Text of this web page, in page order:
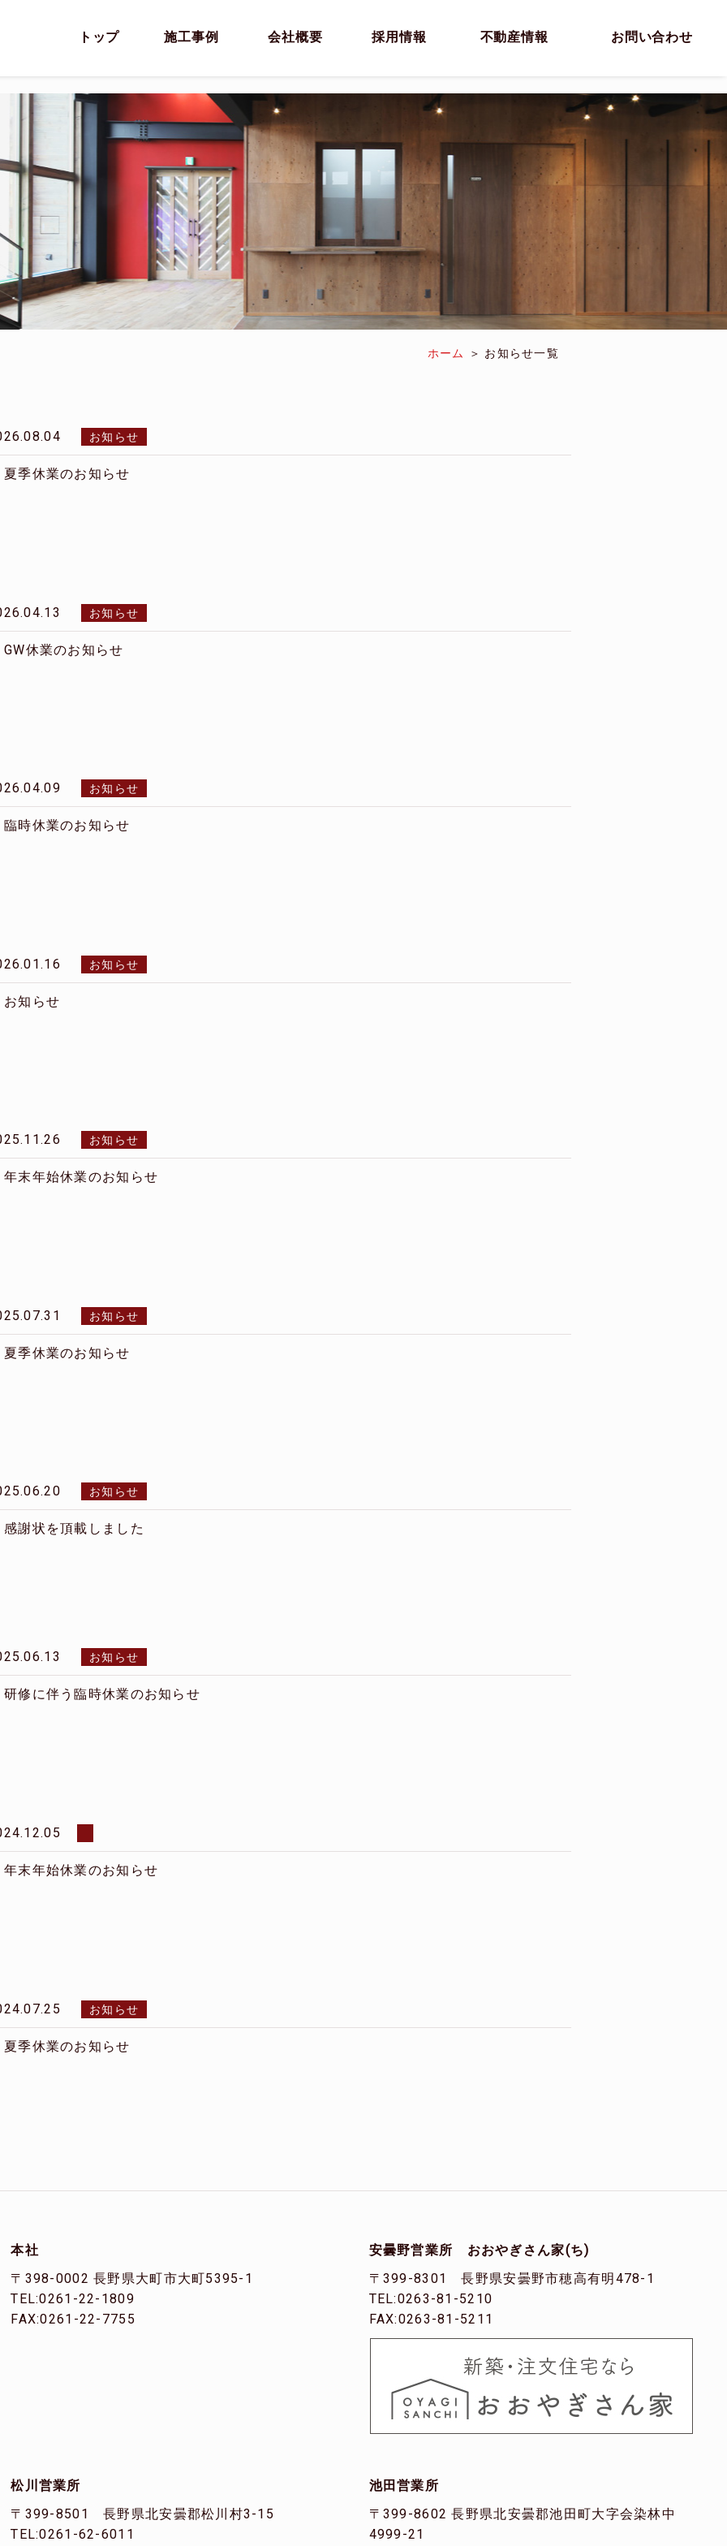
トップ 施工事例 会社概要 採用情報 不動産情報 お問い合わせ
ホーム お知らせ一覧
夏季休業のお知らせ
お知らせ
GW休業のお知らせ
お知らせ
臨時休業のお知らせ
お知らせ
お知らせ
お知らせ
年末年始休業のお知らせ
お知らせ
夏季休業のお知らせ
お知らせ
感謝状を頂載しました
お知らせ
研修に伴う臨時休業のお知らせ
お知らせ
年末年始休業のお知らせ
夏季休業のお知らせ
お知らせ
本社
〒398-0002 長野県大町市大町5395-1
TEL:0261-22-1809
FAX:0261-22-7755
安曇野営業所 おおやぎさん家(ち)
〒399-8301 長野県安曇野市穂高有明478-1
TEL:0263-81-5210
FAX:0263-81-5211
松川営業所
〒399-8501 長野県北安曇郡松川村3-15
TEL:0261-62-6011
池田営業所
〒399-8602 長野県北安曇郡池田町大字会染林中
4999-21